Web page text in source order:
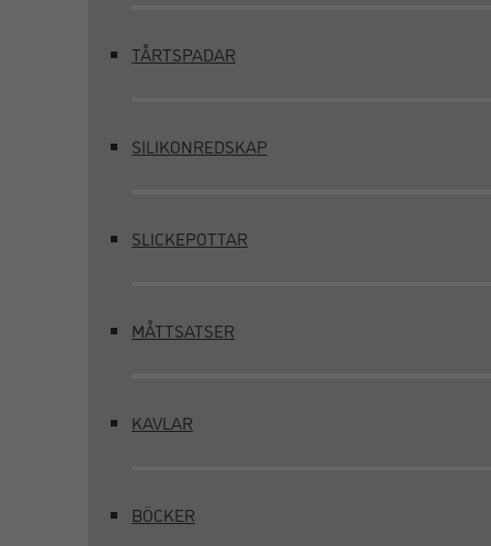
TÅRTSPADAR
SILIKONREDSKAP
SLICKEPOTTAR
MÅTTSATSER
KAVLAR
BÖCKER